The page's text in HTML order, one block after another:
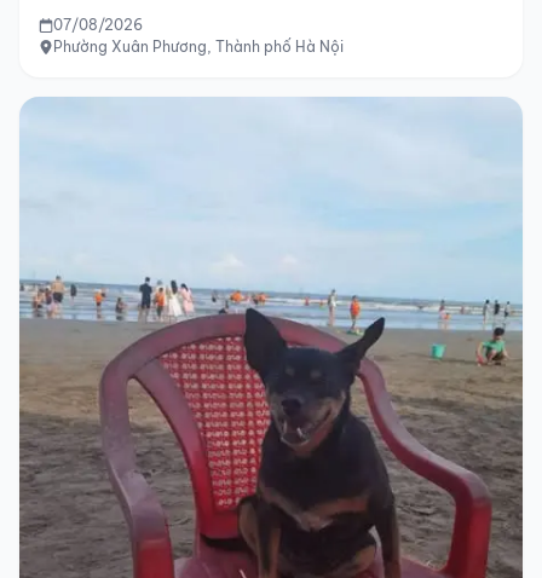
07/08/2026
Phường Xuân Phương, Thành phố Hà Nội